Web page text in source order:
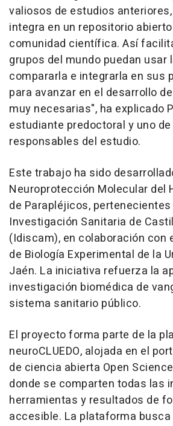
valiosos de estudios
integra en un repositorio
comunidad científica. Así
grupos del mundo puedan usar
compararla e integrarla en sus
para avanzar en el desarrollo
muy necesarias", ha explicado
estudiante predoctoral y uno
responsables del estudio.
Este trabajo ha sido
Neuroprotección Molecular del
de Parapléjicos,
Investigación Sanitaria de
(Idiscam), en colaboración con
de Biología Experimental de la
Jaén. La iniciativa refuerza la
investigación biomédica de
sistema sanitario público.
El proyecto forma parte de la
neuroCLUEDO, alojada en el
de ciencia abierta Open
donde se comparten todas las
herramientas y resultados de
accesible. La plataforma